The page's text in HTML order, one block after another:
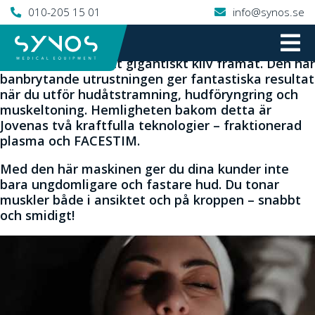
010-205 15 01 info@synos.se
Välkommen till en ny era av skönhetsvård! Med
vår senaste hudbehandlingsmaskin Jovena
har
teknologin tagit ett gigantiskt kliv framåt. Den här
banbrytande utrustningen ger fantastiska resultat
när du utför hudåtstramning, hudföryngring och
muskeltoning. Hemligheten bakom detta är
Jovenas två kraftfulla teknologier – fraktionerad
plasma och FACESTIM.
Med den här maskinen ger du dina kunder inte
bara ungdomligare och fastare hud. Du tonar
muskler både i ansiktet och på kroppen – snabbt
och smidigt!